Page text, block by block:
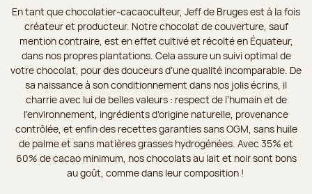
En tant que chocolatier-cacaoculteur, Jeff de Bruges est à la fois
créateur et producteur. Notre chocolat de couverture, sauf
mention contraire, est en effet cultivé et récolté en Équateur,
dans nos propres plantations. Cela assure un suivi optimal de
votre chocolat, pour des douceurs d’une qualité incomparable. De
sa naissance à son conditionnement dans nos jolis écrins, il
charrie avec lui de belles valeurs : respect de l’humain et de
l’environnement, ingrédients d’origine naturelle, provenance
contrôlée, et enfin des recettes garanties sans OGM, sans huile
de palme et sans matières grasses hydrogénées. Avec 35% et
60% de cacao minimum, nos chocolats au lait et noir sont bons
au goût, comme dans leur composition !